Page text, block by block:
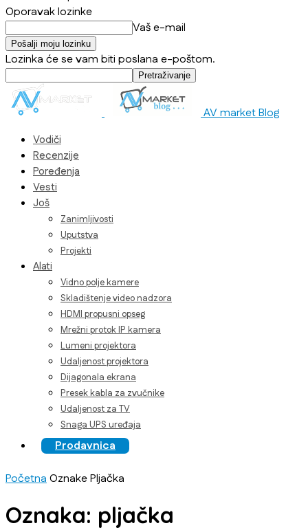
Oporavak lozinke
Vaš e-mail
Lozinka će se vam biti poslana e-poštom.
AV market Blog
Vodiči
Recenzije
Poređenja
Vesti
Još
Zanimljivosti
Uputstva
Projekti
Alati
Vidno polje kamere
Skladištenje video nadzora
HDMI propusni opseg
Mrežni protok IP kamera
Lumeni projektora
Udaljenost projektora
Dijagonala ekrana
Presek kabla za zvučnike
Udaljenost za TV
Snaga UPS uređaja
Prodavnica
PočetnaOznakePljačka
Oznaka: pljačka